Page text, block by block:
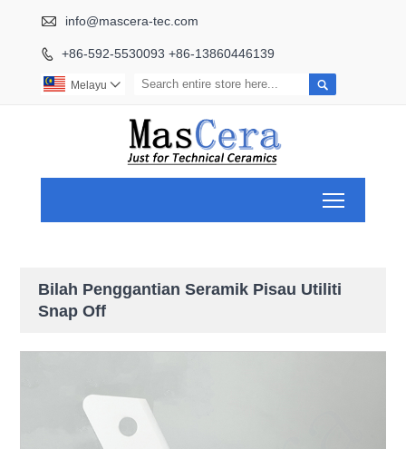
 info@mascera-tec.com
 +86-592-5530093 +86-13860446139

Melayu 
Bilah Penggantian Seramik Pisau Utiliti
Snap Off